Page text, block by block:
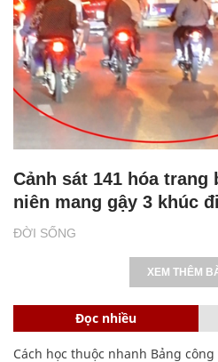
ĐỜI SỐNG
Cảnh sát 141 hóa
niên mang gậy 3 khúc
XEM THÊM
Đọc nhiều
Cách học thuộc nhanh Bảng